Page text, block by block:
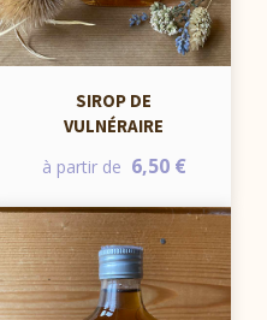
SIROP DE
VULNÉRAIRE
à partir de 6,50 €